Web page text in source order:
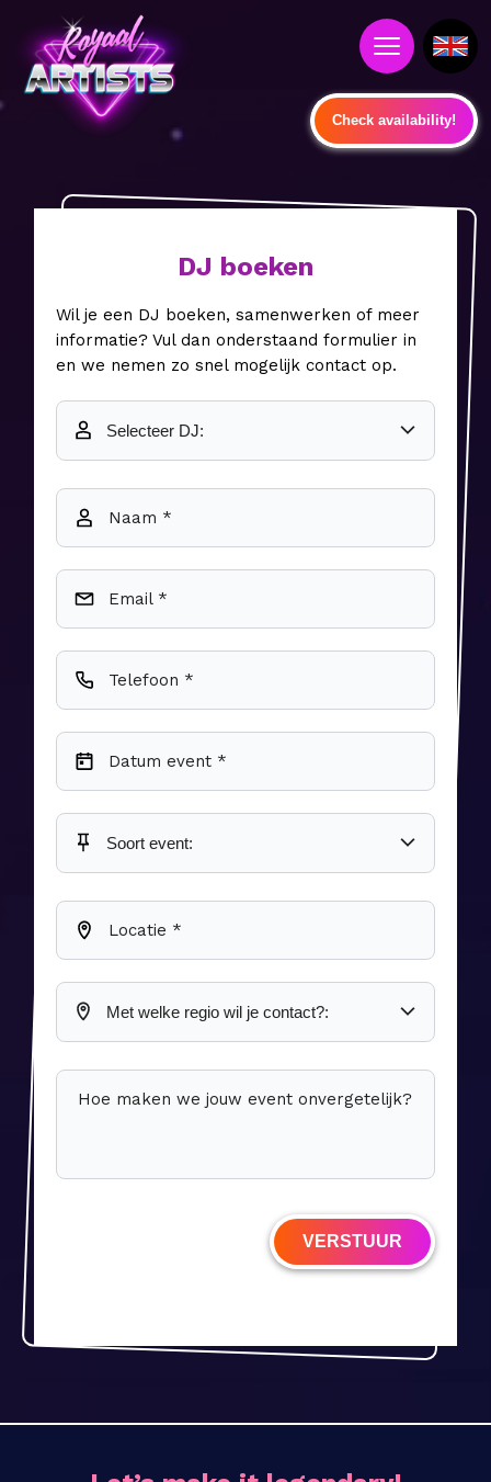
Check availability!
DJ boeken
Wil je een DJ boeken, samenwerken of meer
informatie? Vul dan onderstaand formulier in
en we nemen zo snel mogelijk contact op.
Naam *
Email *
Telefoon *
Datum event *
Locatie *
Hoe maken we jouw event onvergetelijk?
VERSTUUR